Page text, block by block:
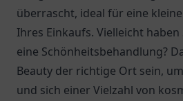
überrascht, ideal für eine
Ihres Einkaufs. Vielleicht haben
eine Schönheitsbehandlung?
Beauty der richtige Ort sein,
und sich einer Vielzahl von